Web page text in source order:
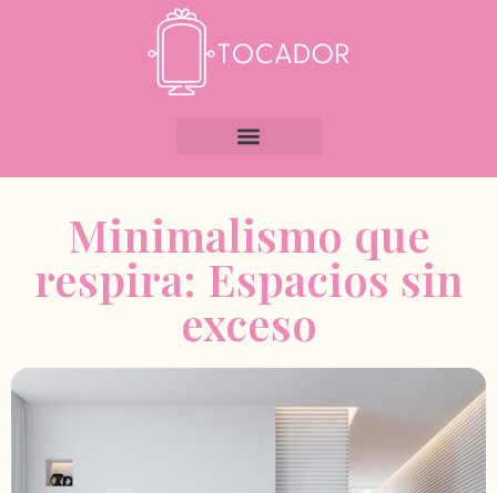
Minimalismo que
respira: Espacios sin
exceso